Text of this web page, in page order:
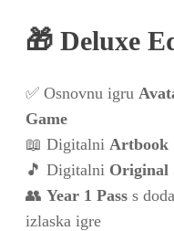
🎁 Deluxe
✅ Osnovnu igru
Game
📖 Digitalni Artbook
🎵 Digitalni Original
👥 Year 1 Pass s
izlaska igre